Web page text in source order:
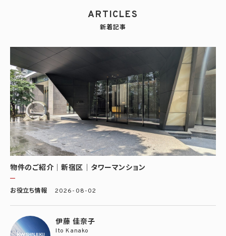
ARTICLES
新着記事
物件のご紹介｜新宿区｜タワーマンション
お役立ち情報 2026-08-02
伊藤 佳奈子
Ito Kanako